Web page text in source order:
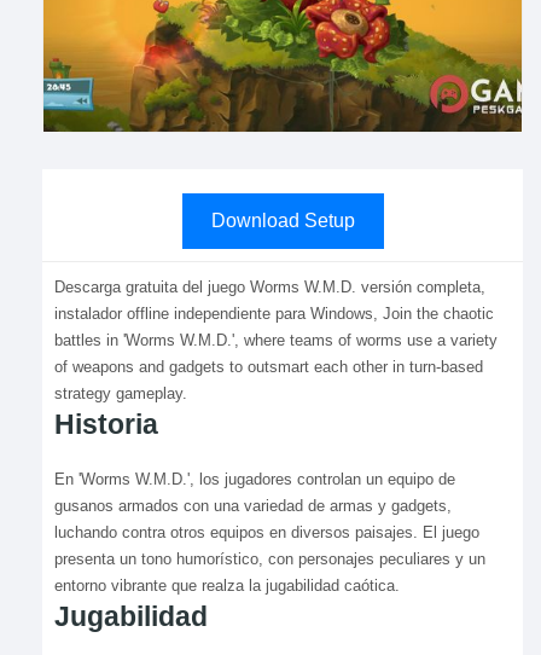
Download Setup
Descarga gratuita del juego Worms W.M.D. versión completa,
instalador offline independiente para Windows, Join the chaotic
battles in 'Worms W.M.D.', where teams of worms use a variety
of weapons and gadgets to outsmart each other in turn-based
strategy gameplay.
Historia
En 'Worms W.M.D.', los jugadores controlan un equipo de
gusanos armados con una variedad de armas y gadgets,
luchando contra otros equipos en diversos paisajes. El juego
presenta un tono humorístico, con personajes peculiares y un
entorno vibrante que realza la jugabilidad caótica.
Jugabilidad